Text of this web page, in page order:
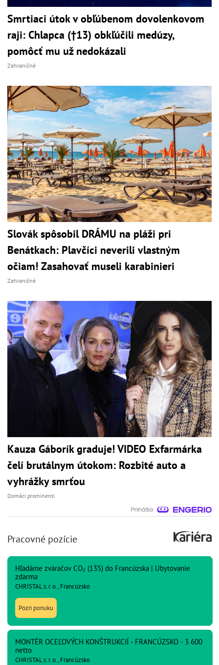
Smrtiaci útok v obľúbenom dovolenkovom
raji: Chlapca (†13) obkľúčili medúzy,
pomôcť mu už nedokázali
Zahraničné
Slovák spôsobil DRÁMU na pláži pri
Benátkach: Plavčíci neverili vlastným
očiam! Zasahovať museli karabinieri
Zahraničné
Kauza Gáborík graduje! VIDEO Exfarmárka
čelí brutálnym útokom: Rozbité auto a
vyhrážky smrťou
Domáci prominenti
Pracovné pozície
Hľadáme zváračov CO₂ (135) do Francúzska | Ubytovanie
zdarma
CHRISTAL s. r. o., Francúzsko
Pozri ponuku
MONTÉR OCEĽOVÝCH KONŠTRUKCIÍ - FRANCÚZSKO - 3 600
netto
CHRISTAL s. r. o., Francúzsko